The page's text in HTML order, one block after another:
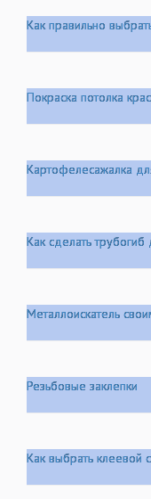
Как правильно
Покраска потолка
Картофелесажалка
Как сделать
Металлоискатель
Резьбовые заклепки
Как выбрать клеевой